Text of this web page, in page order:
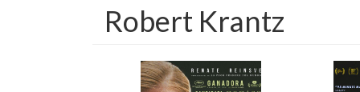
Robert Krantz